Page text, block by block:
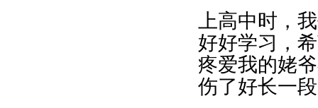
上高中时，
好好学习，
疼爱我的姥
伤了好长一